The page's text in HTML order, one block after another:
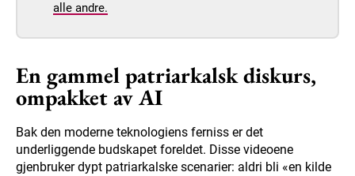
alle andre.
En gammel patriarkalsk diskurs,
ompakket av AI
Bak den moderne teknologiens ferniss er det
underliggende budskapet foreldet. Disse videoene
gjenbruker dypt patriarkalske scenarier: aldri bli «en kilde